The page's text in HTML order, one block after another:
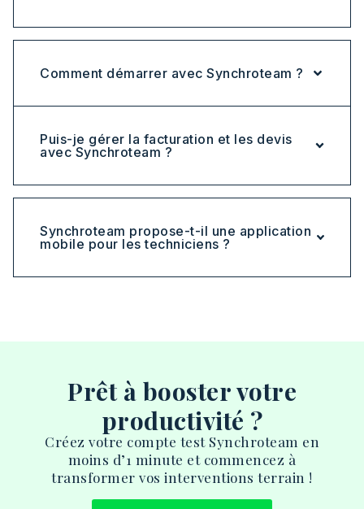
Comment démarrer avec Synchroteam ?
Puis-je gérer la facturation et les devis
avec Synchroteam ?
Synchroteam propose-t-il une application
mobile pour les techniciens ?
Prêt à booster votre
productivité ?
Créez votre compte test Synchroteam en
moins d’1 minute et commencez à
transformer vos interventions terrain !